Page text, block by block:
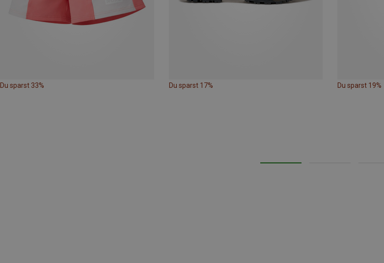
Du sparst 33% Du sparst 17% Du sparst 19%